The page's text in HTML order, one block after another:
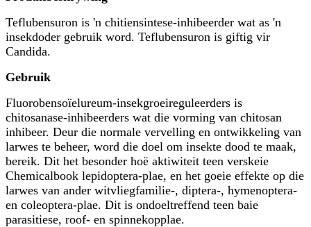
Teflubensuron is 'n chitiensintese-inhibeerder wat as 'n
insekdoder gebruik word. Teflubensuron is giftig vir
Candida.
Gebruik
Fluorobensoïelureum-insekgroeireguleerders is
chitosanase-inhibeerders wat die vorming van chitosan
inhibeer. Deur die normale vervelling en ontwikkeling van
larwes te beheer, word die doel om insekte dood te maak,
bereik. Dit het besonder hoë aktiwiteit teen verskeie
Chemicalbook lepidoptera-plae, en het goeie effekte op die
larwes van ander witvliegfamilie-, diptera-, hymenoptera-
en coleoptera-plae. Dit is ondoeltreffend teen baie
parasitiese, roof- en spinnekopplae.